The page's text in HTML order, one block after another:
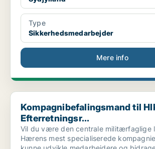
Type
Sikkerhedsmedarbejder
Mere info
Kompagnibefalingsmand til HIKMP ved
Kompagnibefalingsmand til
Efterretningsr...
Vil du være den centrale militærfaglige
Hærens mest specialiserede